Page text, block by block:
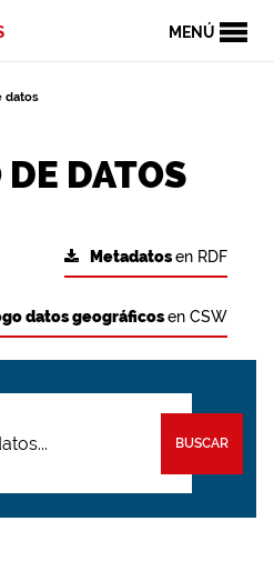
MENÚ
datos
DATOS
Metadatosen RDF
datos geográficosen CSW
BUSCAR